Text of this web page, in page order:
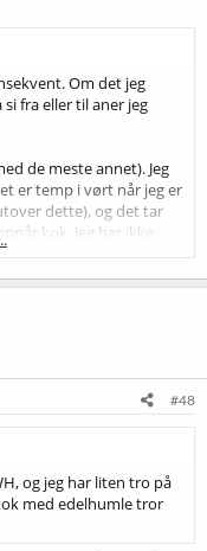
Om det jeg
fra eller til aner jeg
de meste annet). Jeg
er temp i vørt når jeg er
dette), og det tar
kok. Jeg har ikke
humle, men jeg
og Mittelfruh og
Etter en time kok
og ingen florale
å avta uten at jeg
koker du f.eks i 2 timer
er kokt bort
min er
etter 1
i vørten. Og
beregnet ut fra
#48
og jeg har liten tro på
med edelhumle tror